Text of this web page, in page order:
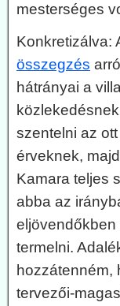
mesterséges
Konkretizálva:
összegzés
hátrányai a
szentelni az
érveknek,
Kamara teljes
abba az
termelni.
hozzátenném,
tervezői-